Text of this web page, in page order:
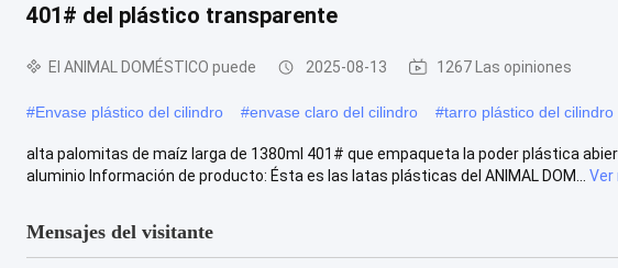
401# del plástico transparente
El ANIMAL DOMÉSTICO puede 2025-08-13 1267 Las opiniones
#Envase plástico del cilindro #envase claro del cilindro #tarro plástico del cilindro
alta palomitas de maíz larga de 1380ml 401# que empaqueta la poder plástica
aluminio Información de producto: Ésta es las latas plásticas del ANIMAL DOM...
Ver
Mensajes del visitante